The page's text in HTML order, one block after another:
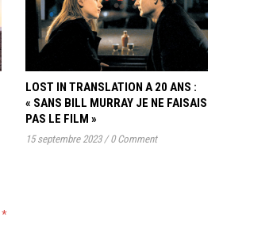
LOST IN TRANSLATION A 20 ANS :
« SANS BILL MURRAY JE NE FAISAIS
PAS LE FILM »
15 septembre 2023 / 0 Comment
*